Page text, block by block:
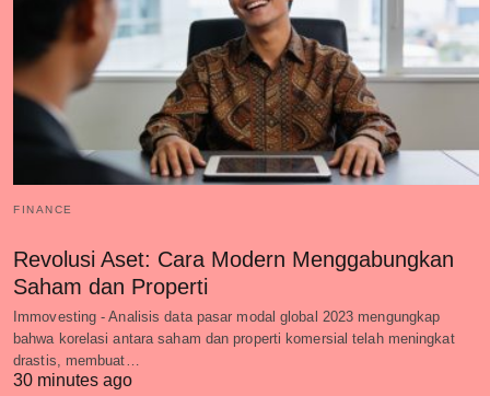
FINANCE
Revolusi Aset: Cara Modern Menggabungkan
Saham dan Properti
Immovesting - Analisis data pasar modal global 2023 mengungkap
bahwa korelasi antara saham dan properti komersial telah meningkat
drastis, membuat…
30 minutes ago